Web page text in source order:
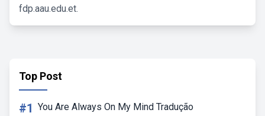
fdp.aau.edu.et.
Top Post
#1 You Are Always On My Mind Tradução